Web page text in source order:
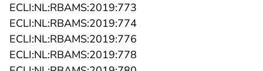
ECLI:NL:RBAMS:2019:773
ECLI:NL:RBAMS:2019:774- U verlaat Rechtspraak.nl
ECLI:NL:RBAMS:2019:776
ECLI:NL:RBAMS:2019:778